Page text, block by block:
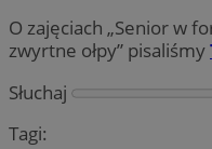
O zajęciach „Senior w
zwyrtne ołpy” pisaliśmy
Słuchaj
Tagi: